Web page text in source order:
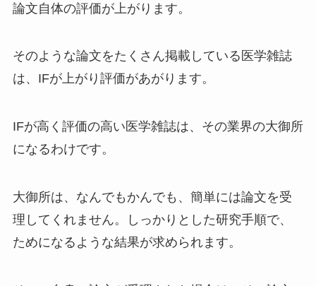
論文自体の評価が上がります。
そのような論文をたくさん掲載している医学雑誌
は、IFが上がり評価があがります。
IFが高く評価の高い医学雑誌は、その業界の大御所
になるわけです。
大御所は、なんでもかんでも、簡単には論文を受
理してくれません。しっかりとした研究手順で、
ためになるような結果が求められます。